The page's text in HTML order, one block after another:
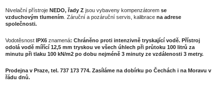
Nivelační přístroje NEDO, řady Zjsou vybaveny kompenzátoremse
vzduchovým tlumením . Záruční a pozáruční servis, kalibrace na adrese
společnosti.
VodotěsnostIPX6 znamená: Chráněno proti intenzivně tryskající vodě. Přístroj
odolá vodě mířící 12,5 mm tryskou ve všech úhlech při průtoku 100 litrů za
minutu při tlaku 100 kN/m2 po dobu nejméně 3 minuty ze vzdálenosti 3 metry.
Prodejna v Praze, tel. 737 173 774. Zasíláme na dobírku po Čechách i na Moravu v
řádu dnů.